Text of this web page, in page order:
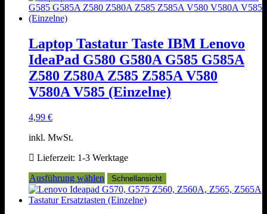
weist
auf.
Die
Optionen
können
auf
der
Produktseite
Laptop Tastatur Taste IBM Lenovo
IdeaPad G580 G580A G585 G585A
Z580 Z580A Z585 Z585A V580
V580A V585 (Einzelne)
4,99 €
inkl. MwSt.
Lieferzeit: 1-3 Werktage
Ausführung wählen
Dieses
Produkt
weist
Schnellansicht